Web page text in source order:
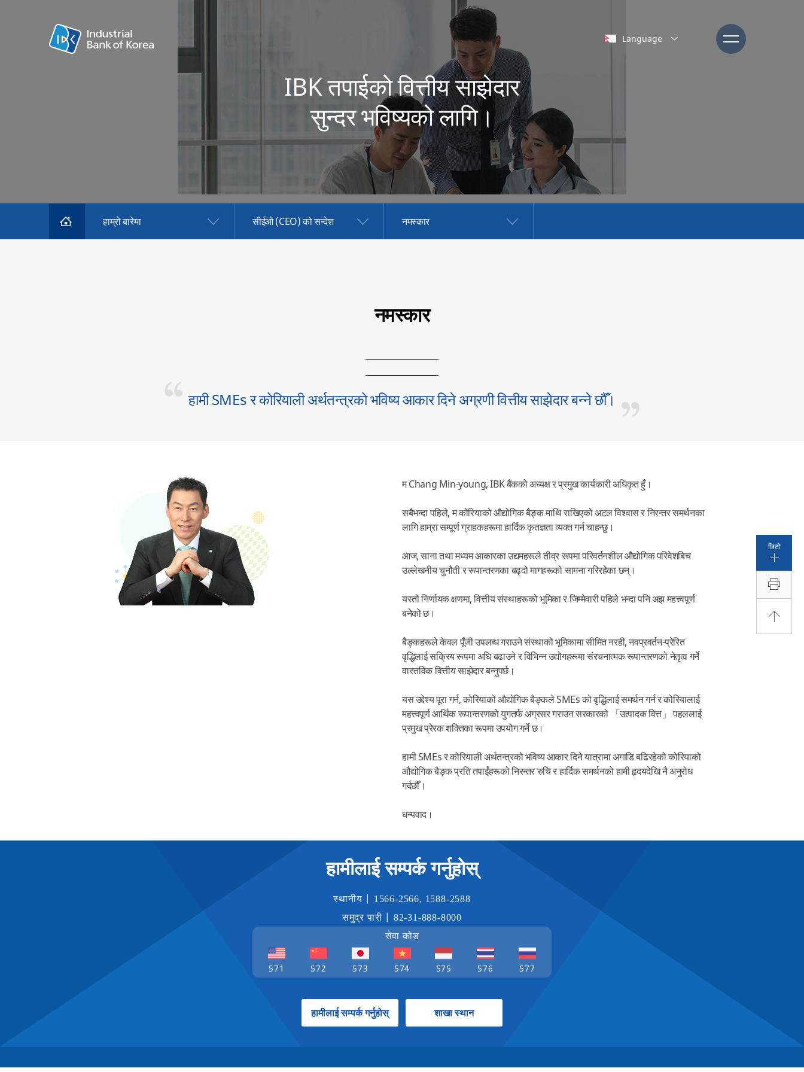
Language
IBK तपाईको वित्तीय साझेदार
सुन्दर भविष्यको लागि।
हाम्रो बारेमा सीईओ (CEO) को सन्देश नमस्कार
नमस्कार
हामी SMEs र कोरियाली अर्थतन्त्रको भविष्य आकार दिने अग्रणी वित्तीय साझेदार बन्ने छौँ।
म Chang Min-young, IBK बैंकको अध्यक्ष र प्रमुख कार्यकारी अधिकृत हुँ।
सबैभन्दा पहिले, म कोरियाको औद्योगिक बैङ्क माथि राखिएको अटल विश्वास र निरन्तर समर्थनका
लागि हाम्रा सम्पूर्ण ग्राहकहरूमा हार्दिक कृतज्ञता व्यक्त गर्न चाहन्छु।
आज, साना तथा मध्यम आकारका उद्यमहरूले तीव्र रूपमा परिवर्तनशील औद्योगिक परिवेशबिच
उल्लेखनीय चुनौती र रूपान्तरणका बढ्दो मागहरूको सामना गरिरहेका छन्।
यस्तो निर्णायक क्षणमा, वित्तीय संस्थाहरूको भूमिका र जिम्मेवारी पहिले भन्दा पनि अझ महत्त्वपूर्ण
बनेको छ।
बैङ्कहरूले केवल पूँजी उपलब्ध गराउने संस्थाको भूमिकामा सीमित नरही, नवप्रवर्तन-प्रेरित
वृद्धिलाई सक्रिय रूपमा अघि बढाउने र विभिन्न उद्योगहरूमा संरचनात्मक रूपान्तरणको नेतृत्व गर्ने
वास्तविक वित्तीय साझेदार बन्नुपर्छ।
यस उद्देश्य पूरा गर्न, कोरियाको औद्योगिक बैङ्कले SMEs को वृद्धिलाई समर्थन गर्न र कोरियालाई
महत्त्वपूर्ण आर्थिक रूपान्तरणको युगतर्फ अग्रसर गराउन सरकारको 「उत्पादक वित्त」 पहललाई
प्रमुख प्रेरक शक्तिका रूपमा उपयोग गर्ने छ।
हामी SMEs र कोरियाली अर्थतन्त्रको भविष्य आकार दिने यात्रामा अगाडि बढिरहेको कोरियाको
औद्योगिक बैङ्क प्रति तपाईंहरूको निरन्तर रुचि र हार्दिक समर्थनको हामी हृदयदेखि नै अनुरोध
गर्दछौँ।
धन्यवाद।
हामीलाई सम्पर्क गर्नुहोस्
स्थानीय | 1566-2566, 1588-2588
समुद्र पारी | 82-31-888-8000
सेवा कोड
571 572 573 574 575 576 577
हामीलाई सम्पर्क गर्नुहोस् शाखा स्थान
छिटो